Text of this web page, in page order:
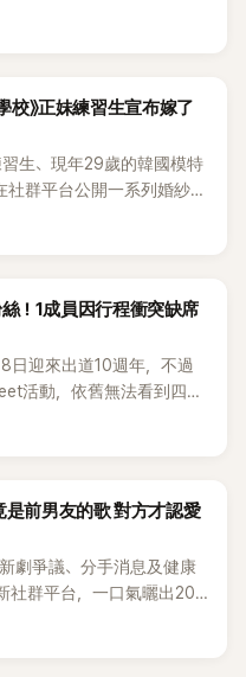
「他們到底是怎麼認識
》正妹練習生宣布嫁了
習生、現年29歲的韓國模特
社群平台公開一系列婚紗
光後讓不少曾追看節目的
！1成員因行程衝突缺席
日迎來出道10週年，不過
活動，依舊無法看到四人
，當天將由Jisoo（智秀）、
前男友的歌 對方才認愛
劇爭議、分手消息及健康
社群平台，一口氣曬出20
過，比起照片本身，更引